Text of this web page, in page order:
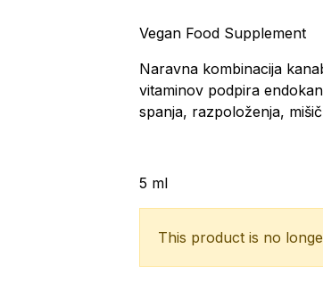
Vegan Food Supplement
Naravna kombinacija
vitaminov podpira
spanja, razpoloženja,
5 ml
This product is no